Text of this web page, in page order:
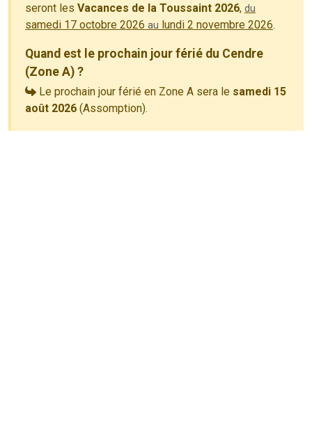
seront les Vacances de la Toussaint 2026, du
samedi 17 octobre 2026 au lundi 2 novembre 2026.
Quand est le prochain jour férié du Cendre
(Zone A) ?
Le prochain jour férié en Zone A sera le samedi 15
août 2026 (Assomption).